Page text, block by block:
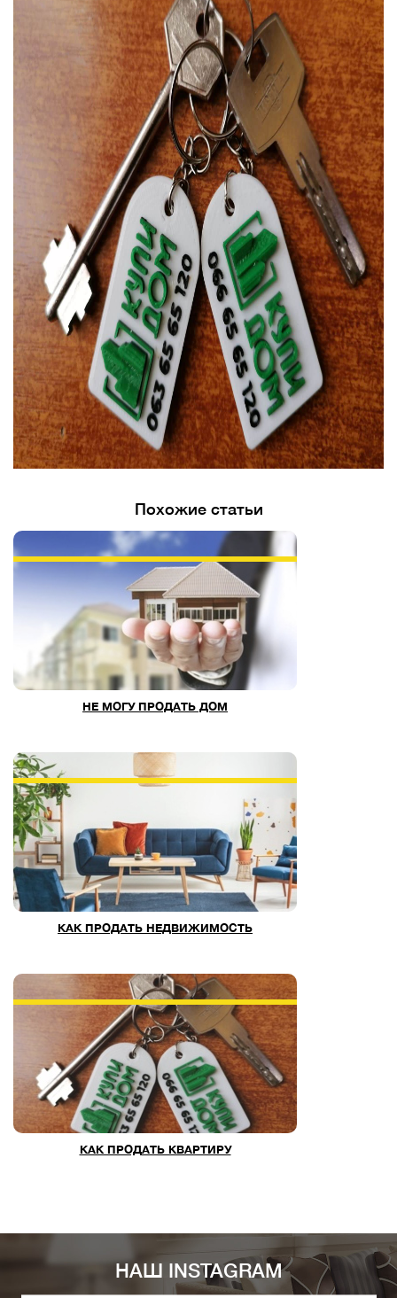
Похожие статьи
НЕ МОГУ ПРОДАТЬ ДОМ
КАК ПРОДАТЬ НЕДВИЖИМОСТЬ
КАК ПРОДАТЬ КВАРТИРУ
НАШ INSTAGRAM